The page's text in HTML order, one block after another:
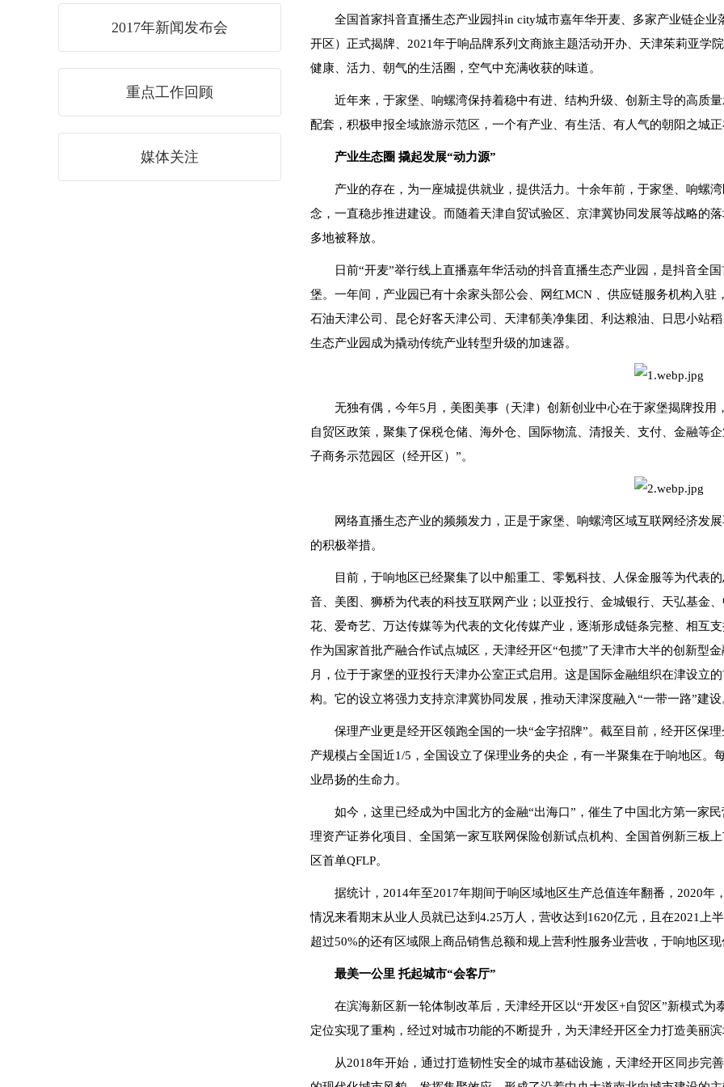
2017年新闻发布会
重点工作回顾
媒体关注
全国首家抖音直播生态产业园抖in city城市嘉年华开麦、多家产业链企
开区）正式揭牌、2021年于响品牌系列文商旅主题活动开办、天津茱莉亚
健康、活力、朝气的生活圈，空气中充满收获的味道。
近年来，于家堡、响螺湾保持着稳中有进、结构升级、创新主导的高质
配套，积极申报全域旅游示范区，一个有产业、有生活、有人气的朝阳之城
产业生态圈 撬起发展“动力源”
产业的存在，为一座城提供就业，提供活力。十余年前，于家堡、响螺
念，一直稳步推进建设。而随着天津自贸试验区、京津冀协同发展等战略的
多地被释放。
日前“开麦”举行线上直播嘉年华活动的抖音直播生态产业园，是抖音全
堡。一年间，产业园已有十余家头部公会、网红MCN 、供应链服务机构入
石油天津公司、昆仑好客天津公司、天津郁美净集团、利达粮油、日思小站
生态产业园成为撬动传统产业转型升级的加速器。
无独有偶，今年5月，美图美事（天津）创新创业中心在于家堡揭牌投
自贸区政策，聚集了保税仓储、海外仓、国际物流、清报关、支付、金融等
子商务示范园区（经开区）”。
网络直播生态产业的频频发力，正是于家堡、响螺湾区域互联网经济发
的积极举措。
目前，于响地区已经聚集了以中船重工、零氪科技、人保金服等为代表
音、美图、狮桥为代表的科技互联网产业；以亚投行、金城银行、天弘基金
花、爱奇艺、万达传媒等为代表的文化传媒产业，逐渐形成链条完整、相互
作为国家首批产融合作试点城区，天津经开区“包揽”了天津市大半的创新型
月，位于于家堡的亚投行天津办公室正式启用。这是国际金融组织在津设立
构。它的设立将强力支持京津冀协同发展，推动天津深度融入“一带一路”建设
保理产业更是经开区领跑全国的一块“金字招牌”。截至目前，经开区保
产规模占全国近1/5，全国设立了保理业务的央企，有一半聚集在于响地区
业昂扬的生命力。
如今，这里已经成为中国北方的金融“出海口”，催生了中国北方第一家
理资产证券化项目、全国第一家互联网保险创新试点机构、全国首例新三板
区首单QFLP。
据统计，2014年至2017年期间于响区域地区生产总值连年翻番，2020
情况来看期末从业人员就已达到4.25万人，营收达到1620亿元，且在2021上
超过50%的还有区域限上商品销售总额和规上营利性服务业营收，于响地区
最美一公里 托起城市“会客厅”
在滨海新区新一轮体制改革后，天津经开区以“开发区+自贸区”新模式
定位实现了重构，经过对城市功能的不断提升，为天津经开区全力打造美丽
从2018年开始，通过打造韧性安全的城市基础设施，天津经开区同步完